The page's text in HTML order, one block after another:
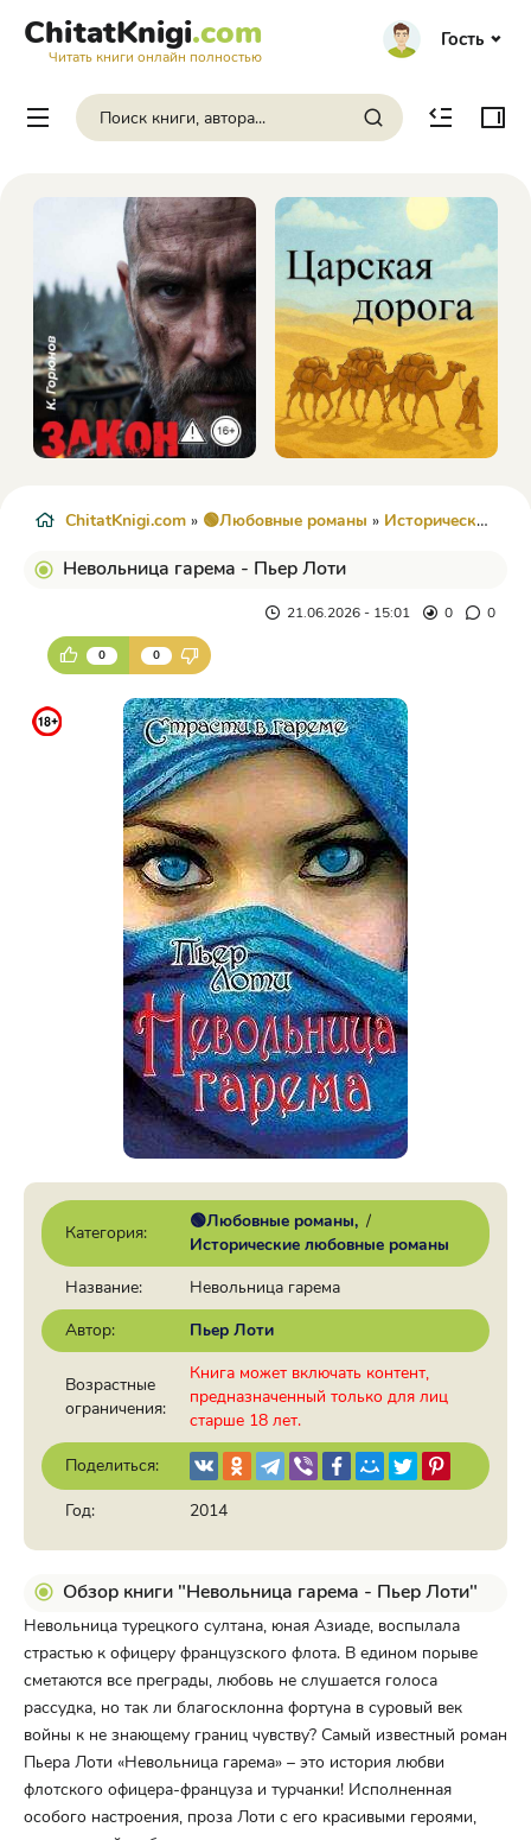
ChitatKnigi.com
Читать книги онлайн полностью
Гость
ChitatKnigi.com » 🟢Любовные романы » Исторические любовные романы
Невольница гарема - Пьер Лоти
21.06.2026 - 15:01 0 0
0 0
Категория:
🟢Любовные романы /
Исторические любовные романы
Название:
Невольница гарема
Автор:
Пьер Лоти
Возрастные
ограничения:
Книга может включать контент,
предназначенный только для лиц
старше 18 лет.
Поделиться:
Год:
2014
Обзор книги "Невольница гарема - Пьер Лоти"
Невольница турецкого султана, юная Азиаде, воспылала
страстью к офицеру французского флота. В едином порыве
сметаются все преграды, любовь не слушается голоса
рассудка, но так ли благосклонна фортуна в суровый век
войны к не знающему границ чувству? Самый известный роман
Пьера Лоти «Невольница гарема» – это история любви
флотского офицера-француза и турчанки! Исполненная
особого настроения, проза Лоти с его красивыми героями,